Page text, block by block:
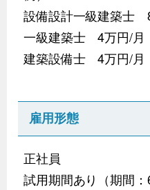
設備設計一級建築士
一級建築士 4万円/月
建築設備士 4万円/月
雇用形態
正社員
試用期間あり（期間